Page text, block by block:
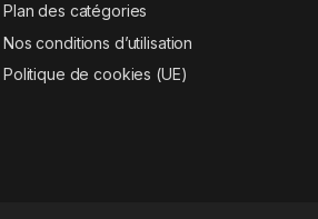
Plan des catégories
Nos conditions d’utilisation
Politique de cookies (UE)